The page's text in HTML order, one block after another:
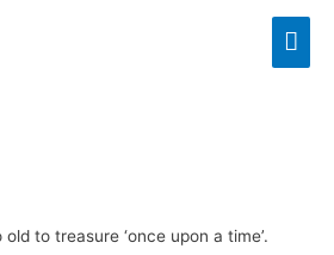
to treasure ‘once upon a time’.